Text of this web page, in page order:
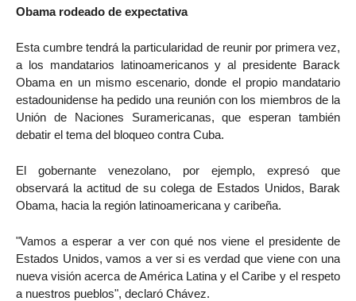
Obama rodeado de expectativa
Esta cumbre tendrá la particularidad de reunir por primera vez,
a los mandatarios latinoamericanos y al presidente Barack
Obama en un mismo escenario, donde el propio mandatario
estadounidense ha pedido una reunión con los miembros de la
Unión de Naciones Suramericanas, que esperan también
debatir el tema del bloqueo contra Cuba.
El gobernante venezolano, por ejemplo, expresó que
observará la actitud de su colega de Estados Unidos, Barak
Obama, hacia la región latinoamericana y caribeña.
"Vamos a esperar a ver con qué nos viene el presidente de
Estados Unidos, vamos a ver si es verdad que viene con una
nueva visión acerca de América Latina y el Caribe y el respeto
a nuestros pueblos", declaró Chávez.